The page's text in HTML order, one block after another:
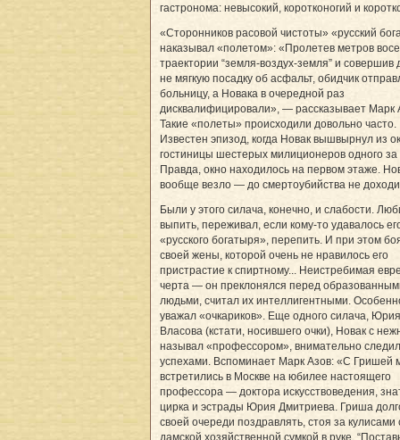
гастронома: невысокий, коротконогий и
«Сторонников расовой чистоты» «русский
наказывал «полетом»: «Пролетев метров
траектории “земля-воздух-земля” и совершив
не мягкую посадку об асфальт, обидчик
больницу, а Новака в очередной раз
дисквалифицировали», — рассказывает Марк
Такие «полеты» происходили довольно часто.
Известен эпизод, когда Новак вышвырнул из
гостиницы шестерых милиционеров одного за
Правда, окно находилось на первом этаже.
вообще везло — до смертоубийства не
Были у этого силача, конечно, и слабости.
выпить, переживал, если кому-то удавалось
«русского богатыря», перепить. И при этом
своей жены, которой очень не нравилось его
пристрастие к спиртному... Неистребимая
черта — он преклонялся перед
людьми, считал их интеллигентными.
уважал «очкариков». Еще одного силача, Юрия
Власова (кстати, носившего очки), Новак с
называл «профессором», внимательно следил
успехами. Вспоминает Марк Азов: «С Гришей
встретились в Москве на юбилее настоящего
профессора — доктора искусствоведения,
цирка и эстрады Юрия Дмитриева. Гриша
своей очереди поздравлять, стоя за кулисами
дамской хозяйственной сумкой в руке.